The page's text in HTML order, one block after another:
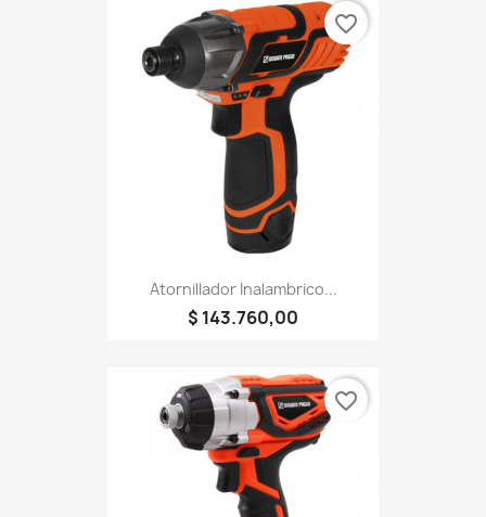
Atornillador Inalambrico...
$ 143.760,00
favorite_border
favorite_border